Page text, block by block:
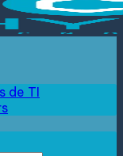
de TI